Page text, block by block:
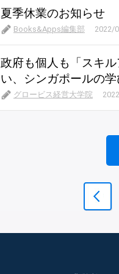
夏季休業のお知らせ
Books&Apps編集部 2022/
政府も個人も「スキ
い、シンガポールの学
グロービス経営大学院